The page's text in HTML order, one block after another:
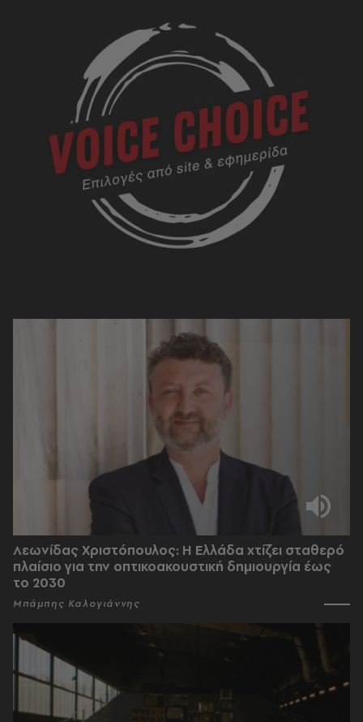
Λεωνίδας Χριστόπουλος: Η Ελλάδα χτίζει σταθερό
πλαίσιο για την οπτικοακουστική δημιουργία έως
το 2030
Μπάμπης Καλογιάννης